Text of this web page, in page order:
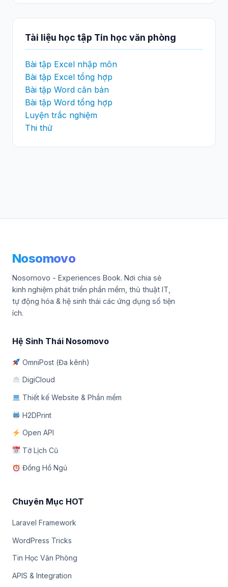
Tài liệu học tập Tin học văn phòng
Bài tập Excel nhập môn
Bài tập Excel tổng hợp
Bài tập Word căn bản
Bài tập Word tổng hợp
Luyện trắc nghiệm
Thi thử
Nosomovo
Nosomovo - Experiences Book. Nơi chia sẻ
kinh nghiệm phát triển phần mềm, thủ thuật IT,
tự động hóa & hệ sinh thái các ứng dụng số tiện
ích.
Hệ Sinh Thái Nosomovo
OmniPost (Đa kênh)
DigiCloud
Thiết kế Website & Phần mềm
H2DPrint
Open API
Tờ Lịch Cũ
Đồng Hồ Ngủ
Chuyên Mục HOT
Laravel Framework
WordPress Tricks
Tin Học Văn Phòng
APIS & Integration